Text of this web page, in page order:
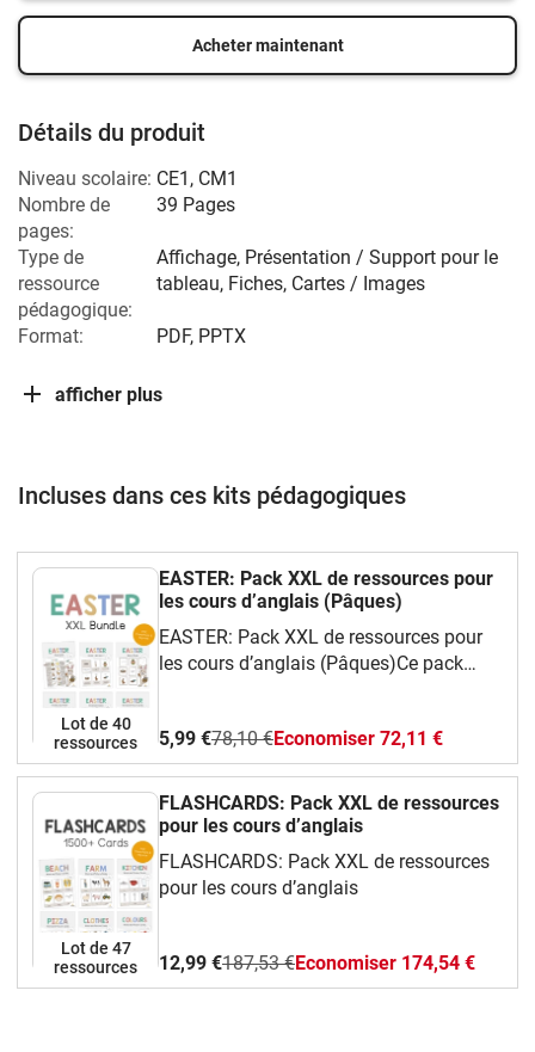
Acheter maintenant
Détails du produit
Niveau scolaire: CE1 , CM1
Nombre de
pages:
39 Pages
Type de
ressource
pédagogique:
Affichage, Présentation / Support pour le
tableau, Fiches, Cartes / Images
Format: PDF, PPTX
afficher plus
Incluses dans ces kits pédagogiques
Lot de 40
ressources
EASTER: Pack XXL de ressources pour
les cours d’anglais (Pâques)
EASTER: Pack XXL de ressources pour
les cours d’anglais (Pâques)Ce pack
utiliser en classe d’anglais.Tu y
trouveras :Des cartes de vocabulaire
illustrées (flashcards) pour apprendre les
mots essentiels,Des jeux amusants :
Who has…?,Des fiches d’activités
différenciées, pour tous les niveaux,Des
découper pour des activités manuelles et
créatives.Ce pack permet de travailler :Le
5,99 €78,10 €Economiser 72,11 €
Lot de 47
ressources
FLASHCARDS: Pack XXL de ressources
pour les cours d’anglais
FLASHCARDS: Pack XXL de ressources
pour les cours d’anglais
12,99 €187,53 €Economiser 174,54 €